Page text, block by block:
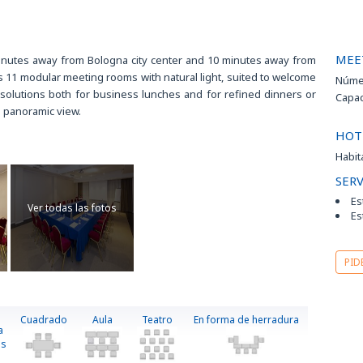
Golf
Jardín
away from Bologna city center and 10 minutes away from
modular meeting rooms with natural light, suited to welcome
both for business lunches and for refined dinners or
view.
Ver todas las fotos
Cuadrado Aula Teatro En forma de herradura